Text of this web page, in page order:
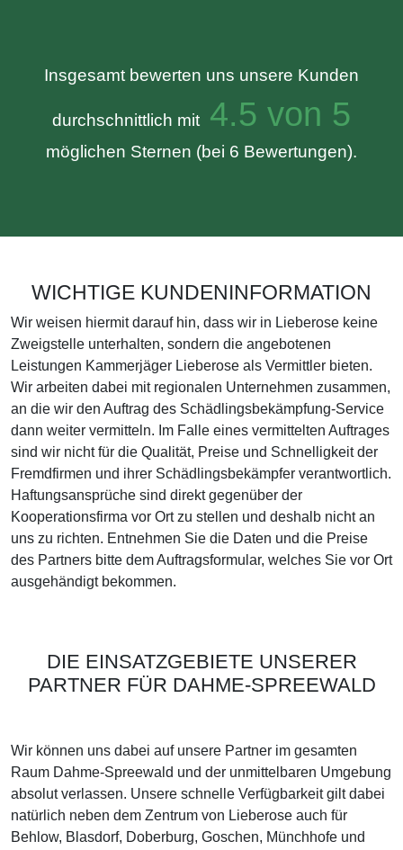
Insgesamt bewerten uns unsere Kunden
durchschnittlich mit 4.5 von 5
möglichen Sternen (bei 6 Bewertungen).
WICHTIGE KUNDENINFORMATION
Wir weisen hiermit darauf hin, dass wir in Lieberose keine
Zweigstelle unterhalten, sondern die angebotenen
Leistungen Kammerjäger Lieberose als Vermittler bieten.
Wir arbeiten dabei mit regionalen Unternehmen zusammen,
an die wir den Auftrag des Schädlingsbekämpfung-Service
dann weiter vermitteln. Im Falle eines vermittelten Auftrages
sind wir nicht für die Qualität, Preise und Schnelligkeit der
Fremdfirmen und ihrer Schädlingsbekämpfer verantwortlich.
Haftungsansprüche sind direkt gegenüber der
Kooperationsfirma vor Ort zu stellen und deshalb nicht an
uns zu richten. Entnehmen Sie die Daten und die Preise
des Partners bitte dem Auftragsformular, welches Sie vor Ort
ausgehändigt bekommen.
DIE EINSATZGEBIETE UNSERER
PARTNER FÜR DAHME-SPREEWALD
Wir können uns dabei auf unsere Partner im gesamten
Raum Dahme-Spreewald und der unmittelbaren Umgebung
absolut verlassen. Unsere schnelle Verfügbarkeit gilt dabei
natürlich neben dem Zentrum von Lieberose auch für
Behlow, Blasdorf, Doberburg, Goschen, Münchhofe und